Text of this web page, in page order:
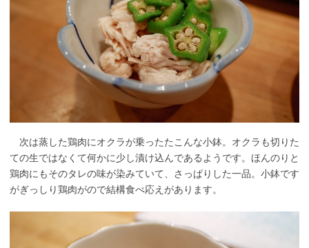
次は蒸した鶏肉にオクラが乗ったたこんな小鉢。オクラも切りた
ての生ではなくて何かに少し漬け込んであるようです。ほんのりと
鶏肉にもそのタレの味が染みていて、さっぱりした一品。小鉢です
がぎっしり鶏肉がので結構食べ応えがあります。